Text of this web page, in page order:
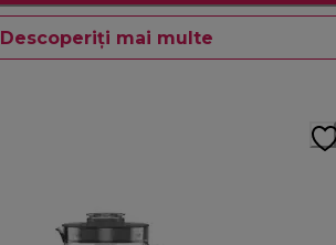
Descoperiți mai multe